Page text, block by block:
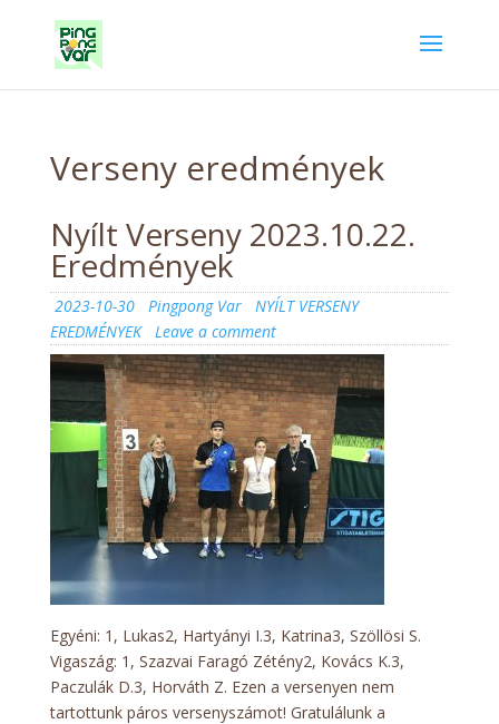
Verseny eredmények
Nyílt Verseny 2023.10.22.
Eredmények
Posted
on
2023-10-30 Author
Pingpong Var Categories
NYÍLT VERSENY
EREDMÉNYEK
Leave a commenton
Nyílt
Verseny
2023.10.22.
Eredmények
Egyéni: 1, Lukas2, Hartyányi I.3, Katrina3, Szöllösi S.
Vigaszág: 1, Szazvai Faragó Zétény2, Kovács K.3,
Paczulák D.3, Horváth Z. Ezen a versenyen nem
tartottunk páros versenyszámot! Gratulálunk a